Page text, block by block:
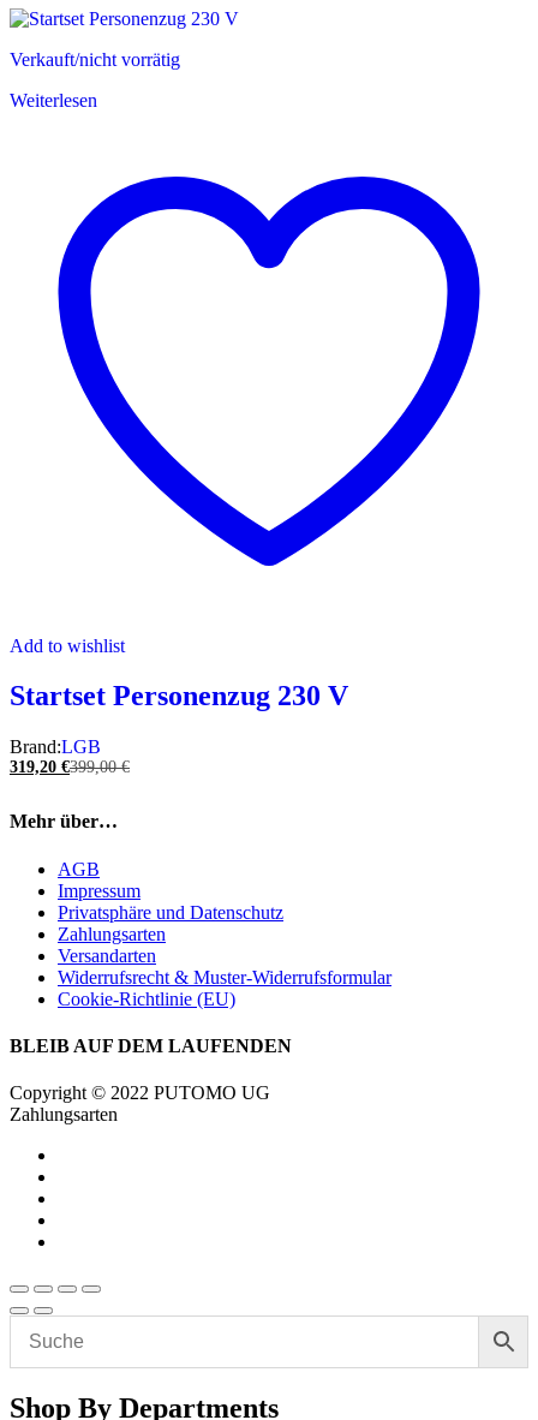
Verkauft/nicht vorrätig
Weiterlesen
Add to wishlist
Startset Personenzug 230 V
Brand:LGB
319,20 €399,00€
Mehr über…
AGB
Impressum
Privatsphäre und Datenschutz
Zahlungsarten
Versandarten
Widerrufsrecht & Muster-Widerrufsformular
Cookie-Richtlinie (EU)
BLEIB AUF DEM LAUFENDEN
Copyright © 2022 PUTOMO UG
Zahlungsarten
Shop By Departments